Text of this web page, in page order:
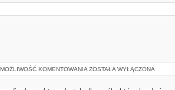
MOŻLIWOŚĆ KOMENTOWANIA UPCYCLING
ZOSTAŁA WYŁĄCZONA